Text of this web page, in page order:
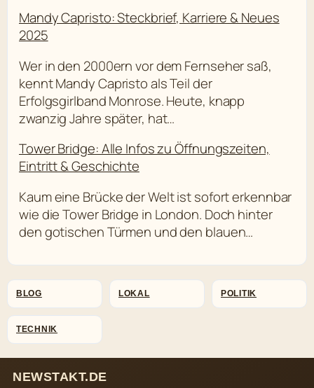
Mandy Capristo: Steckbrief, Karriere & Neues
2025
Wer in den 2000ern vor dem Fernseher saß,
kennt Mandy Capristo als Teil der
Erfolgsgirlband Monrose. Heute, knapp
zwanzig Jahre später, hat…
Tower Bridge: Alle Infos zu Öffnungszeiten,
Eintritt & Geschichte
Kaum eine Brücke der Welt ist sofort erkennbar
wie die Tower Bridge in London. Doch hinter
den gotischen Türmen und den blauen…
BLOG LOKAL POLITIK
TECHNIK
NEWSTAKT.DE